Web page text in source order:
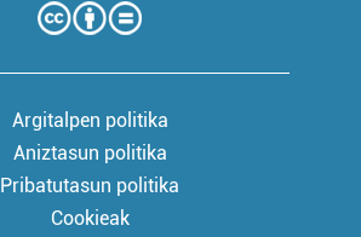
Argitalpen politika
Aniztasun politika
Pribatutasun politika
Cookieak